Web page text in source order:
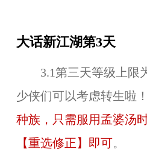
大话新江湖第3天
3.1第三天等级上限
少侠们可以考虑转生啦！
种族，只需服用孟婆汤
【重选修正】即可 。